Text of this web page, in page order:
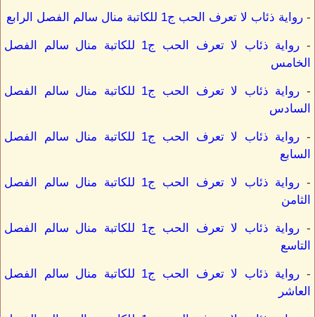
- رواية ذئاب لا تعرف الحب ج1 للكاتبة منال سالم الفصل الرابع
-
رواية ذئاب لا تعرف الحب ج1 للكاتبة منال سالم الفصل
الخامس
-
رواية ذئاب لا تعرف الحب ج1 للكاتبة منال سالم الفصل
السادس
-
رواية ذئاب لا تعرف الحب ج1 للكاتبة منال سالم الفصل
السابع
-
رواية ذئاب لا تعرف الحب ج1 للكاتبة منال سالم الفصل
الثامن
-
رواية ذئاب لا تعرف الحب ج1 للكاتبة منال سالم الفصل
التاسع
-
رواية ذئاب لا تعرف الحب ج1 للكاتبة منال سالم الفصل
العاشر